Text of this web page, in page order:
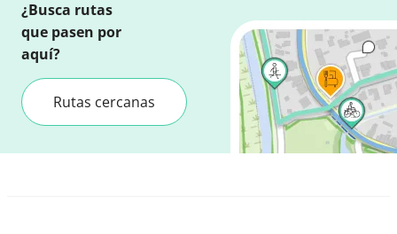
¿Busca rutas
que pasen por
aquí?
Rutas cercanas